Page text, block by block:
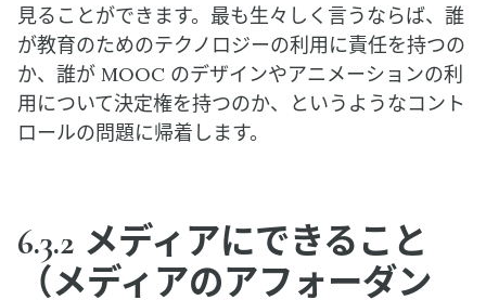
見ることができます。最も生々しく言うならば、誰
が教育のためのテクノロジーの利用に責任を持つの
か、誰が MOOC のデザインやアニメーションの利
用について決定権を持つのか、というようなコント
ロールの問題に帰着します。
6.3.2 メディアにできること
（メディアのアフォーダン